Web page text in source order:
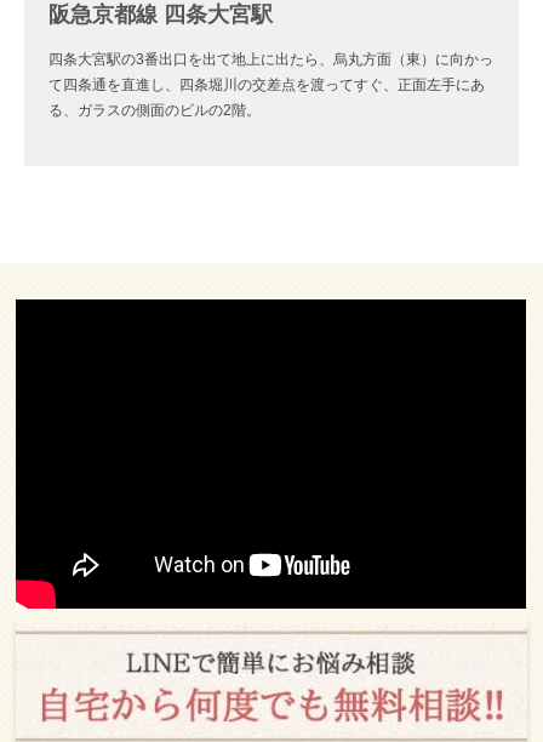
阪急京都線 四条大宮駅
四条大宮駅の3番出口を出て地上に出たら、烏丸方面（東）に向かっ
て四条通を直進し、四条堀川の交差点を渡ってすぐ、正面左手にあ
る、ガラスの側面のビルの2階。